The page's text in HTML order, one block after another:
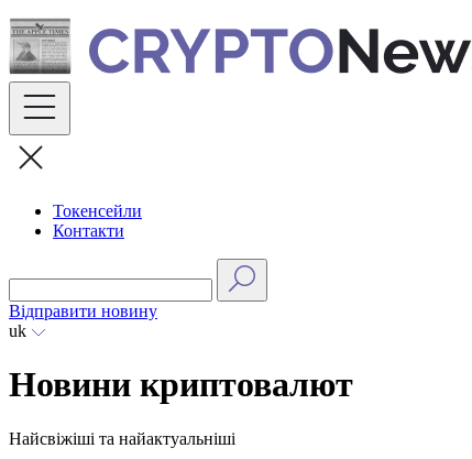
Skip
to
content
Токенсейли
Контакти
Відправити новину
uk
Новини криптовалют
Найсвіжіші та найактуальніші